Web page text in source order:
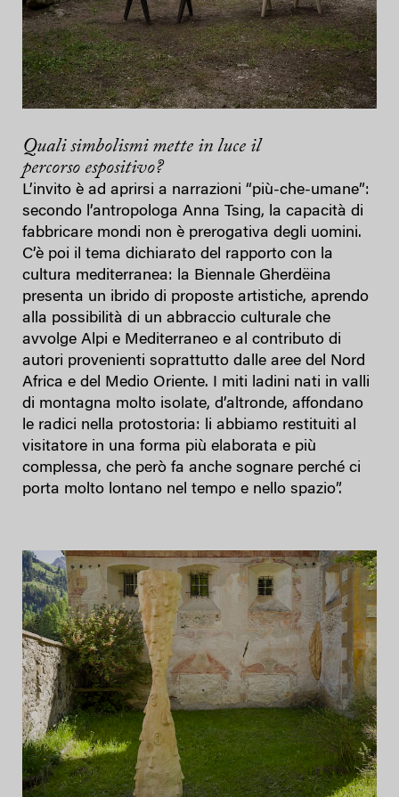
Quali simbolismi mette in luce il
percorso espositivo?
L’invito è ad aprirsi a narrazioni “più-che-umane”:
secondo l’antropologa Anna Tsing, la capacità di
fabbricare mondi non è prerogativa degli uomini.
C’è poi il tema dichiarato del rapporto con la
cultura mediterranea: la Biennale Gherdëina
presenta un ibrido di proposte artistiche, aprendo
alla possibilità di un abbraccio culturale che
avvolge Alpi e Mediterraneo e al contributo di
autori provenienti soprattutto dalle aree del Nord
Africa e del Medio Oriente. I miti ladini nati in valli
di montagna molto isolate, d’altronde, affondano
le radici nella protostoria: li abbiamo restituiti al
visitatore in una forma più elaborata e più
complessa, che però fa anche sognare perché ci
porta molto lontano nel tempo e nello spazio”.